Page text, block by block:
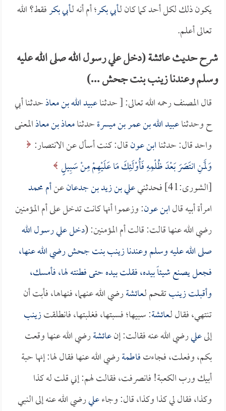
يكون ذلك لكل أحد كما كان لـأبي بكر؛ أم أنه لـأبي بكرفقط؟ الله
تعالى أعلم.
شرح حديث عائشة (دخل علي رسول الله صلى الله عليه
وسلم وعندنا زينب بنت جحش ...)
قال المصنف رحمه الله تعالى: [ حدثناعبيد الله بن معاذحدثنا أبي
ح وحدثناعبيد الله بن عمر بن ميسرةحدثنامعاذ بن معاذالمعنى
واحد قال: حدثناابن عونقال: كنت أسأل عن الانتصار:
وَلَمَنِ انتَصَرَ بَعْدَ ظُلْمِهِ فَأُوْلَئِكَ مَا عَلَيْهِمْ مِنْ سَبِيلٍ
[الشورى:41] فحدثني
علي بن زيد بن جدعانعنأم محمد
امرأة أبيه قالابن عون: وزعموا أنها كانت تدخل على أم المؤمنين
رضي الله عنها قالت: قالت أم المؤمنين: (دخل علي رسول الله
صلى الله عليه وسلم وعندنازينب بنت جحشرضي الله عنها،
فجعل يصنع شيئاً بيده، فقلت بيده حتى فطنته لها، فأمسك،
وأقبلتزينبتقحم لـعائشةرضي الله عنهما، فنهاها، فأبت أن
تنتهي، فقال لـعائشة: سبيها؛ فسبتها، فغلبتها، فانطلقتزينب
إلىعليرضي الله عنه فقالت: إنعائشةرضي الله عنها وقعت
بكم، وفعلت، فجاءتفاطمةرضي الله عنها فقال لها: إنها حبة
أبيك ورب الكعبة! فانصرفت، فقالت لهم: إني قلت له كذا
وكذا، فقال لي كذا وكذا، قال: وجاءعليرضي الله عنه إلى النبي